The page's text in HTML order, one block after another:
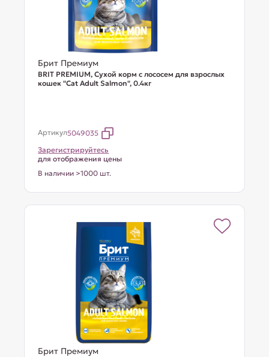
Брит Премиум
BRIT PREMIUM, Сухой корм с лососем для взрослых
кошек "Cat Adult Salmon", 0.4кг
Артикул5049035
Зарегистрируйтесь
для отображения цены
В наличии >1000 шт.
Брит Премиум